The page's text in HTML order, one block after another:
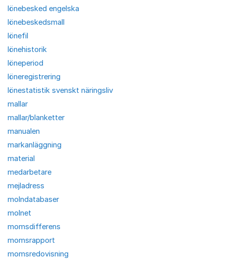
lönebesked engelska
lönebeskedsmall
lönefil
lönehistorik
löneperiod
löneregistrering
lönestatistik svenskt näringsliv
mallar
mallar/blanketter
manualen
markanläggning
material
medarbetare
mejladress
molndatabaser
molnet
momsdifferens
momsrapport
momsredovisning